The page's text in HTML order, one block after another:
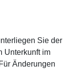
Sie der
Unterkunft im
Änderungen